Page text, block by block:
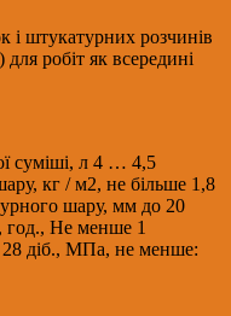
і штукатурних розчинів
робіт як всередині
суміші, л 4 … 4,5
кг / м2, не більше 1,8
шару, мм до 20
год., Не менше 1
28 діб., МПа, не менше: